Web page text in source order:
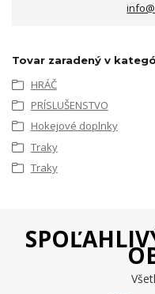
Tovar zaradený v
HRÁČ
PRÍSLUŠENSTVO
Hokejové doplnky
Traky
Traky